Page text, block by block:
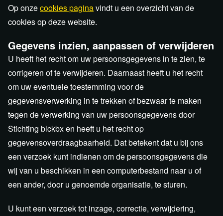
Op onzecookies paginavindt u een overzicht van de
cookies op deze website.
Gegevens inzien, aanpassen of verwijderen
U heeft het recht om uw persoonsgegevens in te zien, te
corrigeren of te verwijderen. Daarnaast heeft u het recht
om uw eventuele toestemming voor de
gegevensverwerking in te trekken of bezwaar te maken
tegen de verwerking van uw persoonsgegevens door
Stichting blckbx en heeft u het recht op
gegevensoverdraagbaarheid. Dat betekent dat u bij ons
een verzoek kunt indienen om de persoonsgegevens die
wij van u beschikken in een computerbestand naar u of
een ander, door u genoemde organisatie, te sturen.
U kunt een verzoek tot inzage, correctie, verwijdering,